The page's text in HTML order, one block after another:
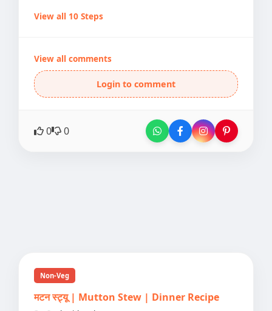
View all 10 Steps
View all comments
Login to comment
0 0
Non-Veg
मटन स्ट्यू | Mutton Stew | Dinner Recipe